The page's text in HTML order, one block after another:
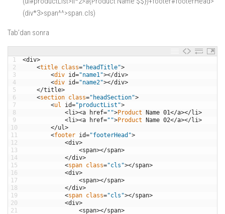
(div*3>span^^>span.cls)
Tab’dan sonra
1
2
3
4
5
6
7
8
9
10
11
12
13
14
15
16
17
18
19
20
21
<div>
<title class="headTitle">
<div id="name1"></div>
<div id="name2"></div>
</title>
<section class="headSection">
<ul id="productList">
<li><a href="">Product Name 01</a></li>
<li><a href="">Product Name 02</a></li>
</ul>
<footer id="footerHead">
<div>
<span></span>
</div>
<span class="cls"></span>
<div>
<span></span>
</div>
<span class="cls"></span>
<div>
<span></span>